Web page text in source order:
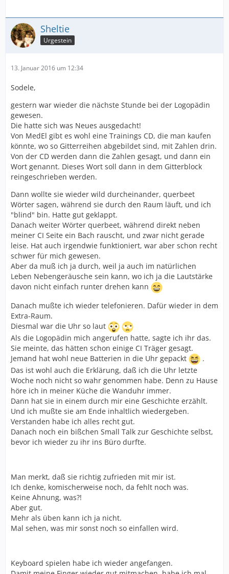
Sheltie
Urgestein
13. Januar 2016 um 12:34
Sodele,
gestern war wieder die nächste Stunde bei der Logopädin
gewesen.
Die hatte sich was Neues ausgedacht!
Von MedEl gibt es wohl eine Trainings CD, die man kaufen
könnte, wo so Gitterreihen abgebildet sind, mit Zahlen drin.
Von der CD werden dann die Zahlen gesagt, und dann ein
Wort genannt. Dieses Wort soll dann in dem Gitterblock
reingeschrieben werden.
Dann wollte sie wieder wild durcheinander, querbeet
Wörter sagen, während sie durch den Raum läuft, und ich
"blind" bin. Hatte gut geklappt.
Danach weiter Wörter querbeet, während direkt neben
meiner CI Seite ein Bach rauscht, und zwar nicht gerade
leise. Hat auch irgendwie funktioniert, war aber schon recht
schwer für mich gewesen.
Aber da muß ich ja durch, weil ja auch im natürlichen
Leben Nebengeräusche sein kann, wo ich ja die Lautstärke
davon nicht einfach runter drehen kann
Danach mußte ich wieder telefonieren. Dafür wieder in dem
Extra-Raum.
Diesmal war die Uhr so laut
Als die Logopädin mich angerufen hatte, sagte ich ihr das.
Sie meinte, das hätten schon einige CI Träger gesagt.
Jemand hat wohl neue Batterien in die Uhr gepackt
.
Das ist wohl auch die Erklärung, daß ich die Uhr letzte
Woche noch nicht so wahr genommen habe. Denn zu Hause
höre ich in meiner Küche die Wanduhr immer.
Dann hat sie in einem durch mir eine Geschichte erzählt.
Und ich mußte sie am Ende inhaltlich wiedergeben.
Verstanden habe ich alles recht gut.
Danach noch ein bißchen Small Talk zur Geschichte selbst,
bevor ich wieder zu ihr ins Büro durfte.
Man merkt, daß sie richtig zufrieden mit mir ist.
Ich denke, komischerweise noch, da fehlt noch was.
Keine Ahnung, was?!
Aber gut.
Mehr als üben kann ich ja nicht.
Mal sehen, was mir sonst noch so einfallen wird.
Keyboard spielen habe ich wieder angefangen.